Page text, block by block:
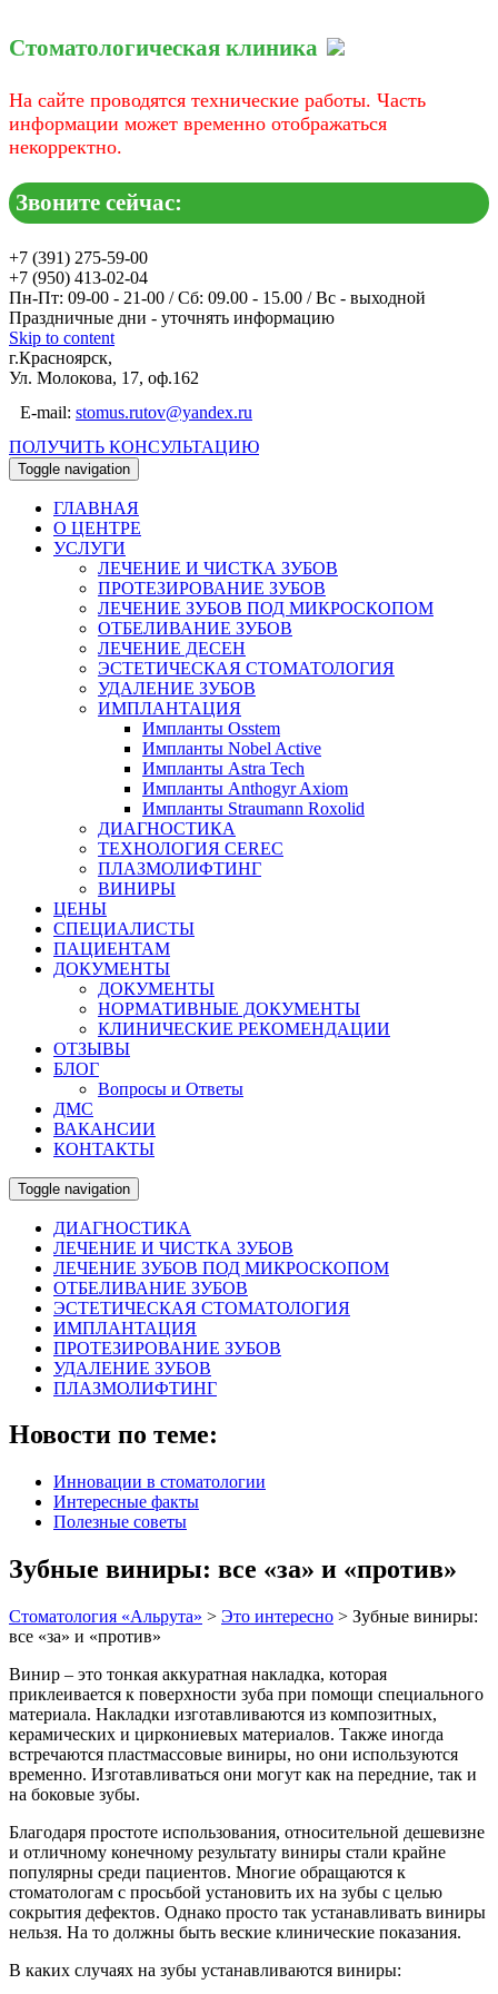
Стоматологическая клиника
На сайте проводятся технические работы. Часть
информации может временно отображаться
некорректно.
Звоните сейчас:
+7 (391) 275-59-00
+7 (950) 413-02-04
Пн-Пт: 09-00 - 21-00 / Сб: 09.00 - 15.00 / Вс - выходной
Праздничные дни - уточнять информацию
Skip to content
г.Красноярск,
Ул. Молокова, 17, оф.162
E-mail: stomus.rutov@yandex.ru
ПОЛУЧИТЬ КОНСУЛЬТАЦИЮ
Toggle navigation
ГЛАВНАЯ
О ЦЕНТРЕ
УСЛУГИ
ЛЕЧЕНИЕ И ЧИСТКА ЗУБОВ
ПРОТЕЗИРОВАНИЕ ЗУБОВ
ЛЕЧЕНИЕ ЗУБОВ ПОД МИКРОСКОПОМ
ОТБЕЛИВАНИЕ ЗУБОВ
ЛЕЧЕНИЕ ДЕСЕН
ЭСТЕТИЧЕСКАЯ СТОМАТОЛОГИЯ
УДАЛЕНИЕ ЗУБОВ
ИМПЛАНТАЦИЯ
Импланты Osstem
Импланты Nobel Active
Импланты Astra Tech
Импланты Anthogyr Axiom
Импланты Straumann Roxolid
ДИАГНОСТИКА
ТЕХНОЛОГИЯ CEREC
ПЛАЗМОЛИФТИНГ
ВИНИРЫ
ЦЕНЫ
СПЕЦИАЛИСТЫ
ПАЦИЕНТАМ
ДОКУМЕНТЫ
ДОКУМЕНТЫ
НОРМАТИВНЫЕ ДОКУМЕНТЫ
КЛИНИЧЕСКИЕ РЕКОМЕНДАЦИИ
ОТЗЫВЫ
БЛОГ
Вопросы и Ответы
ДМС
ВАКАНСИИ
КОНТАКТЫ
Toggle navigation
ДИАГНОСТИКА
ЛЕЧЕНИЕ И ЧИСТКА ЗУБОВ
ЛЕЧЕНИЕ ЗУБОВ ПОД МИКРОСКОПОМ
ОТБЕЛИВАНИЕ ЗУБОВ
ЭСТЕТИЧЕСКАЯ СТОМАТОЛОГИЯ
ИМПЛАНТАЦИЯ
ПРОТЕЗИРОВАНИЕ ЗУБОВ
УДАЛЕНИЕ ЗУБОВ
ПЛАЗМОЛИФТИНГ
Новости по теме:
Инновации в стоматологии
Интересные факты
Полезные советы
Зубные виниры: все «за» и «против»
Стоматология «Альрута» > Это интересно > Зубные виниры:
все «за» и «против»
Винир – это тонкая аккуратная накладка, которая
приклеивается к поверхности зуба при помощи специального
материала. Накладки изготавливаются из композитных,
керамических и циркониевых материалов. Также иногда
встречаются пластмассовые виниры, но они используются
временно. Изготавливаться они могут как на передние, так и
на боковые зубы.
Благодаря простоте использования, относительной дешевизне
и отличному конечному результату виниры стали крайне
популярны среди пациентов. Многие обращаются к
стоматологам с просьбой установить их на зубы с целью
сокрытия дефектов. Однако просто так устанавливать виниры
нельзя. На то должны быть веские клинические показания.
В каких случаях на зубы устанавливаются виниры: